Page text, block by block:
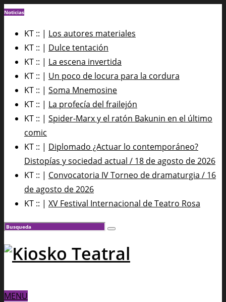
Noticias
KT :: | Los autores materiales
KT :: | Dulce tentación
KT :: | La escena invertida
KT :: | Un poco de locura para la cordura
KT :: | Soma Mnemosine
KT :: | La profecía del frailejón
KT :: | Spider-Marx y el ratón Bakunin en el último
comic
KT :: | Diplomado ¿Actuar lo contemporáneo?
Distopías y sociedad actual / 18 de agosto de 2026
KT :: | Convocatoria IV Torneo de dramaturgia / 16
de agosto de 2026
KT :: | XV Festival Internacional de Teatro Rosa
MENU